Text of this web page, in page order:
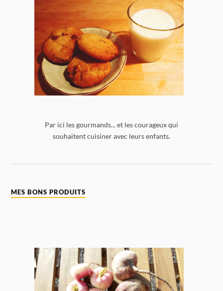
Par ici les gourmands... et les courageux qui
souhaitent cuisiner avec leurs enfants.
MES BONS PRODUITS